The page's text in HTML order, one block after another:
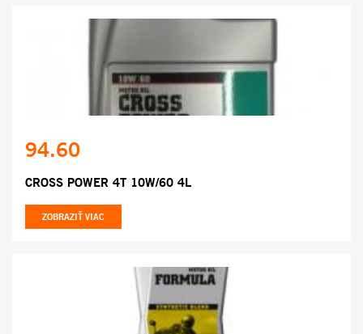
94.60
CROSS POWER 4T 10W/60 4L
ZOBRAZIŤ VIAC